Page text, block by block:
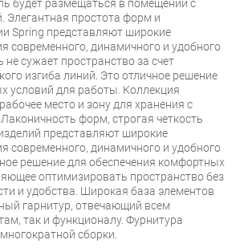
будет размещаться в помещении с
Элегантная простота форм и
Spring представляют широкие
современного, динамичного и удобного
сужает пространство за счет
изгиба линий. Это отличное решение
условий для работы. Коллекция
место и зону для хранения с
форм, строгая четкость
представляют широкие
современного, динамичного и удобного
решение для обеспечения комфортных
оптимизировать пространство без
и удобства. Широкая база элементов
гарнитур, отвечающий всем
так и функционалу. Фурнитура
сборки.